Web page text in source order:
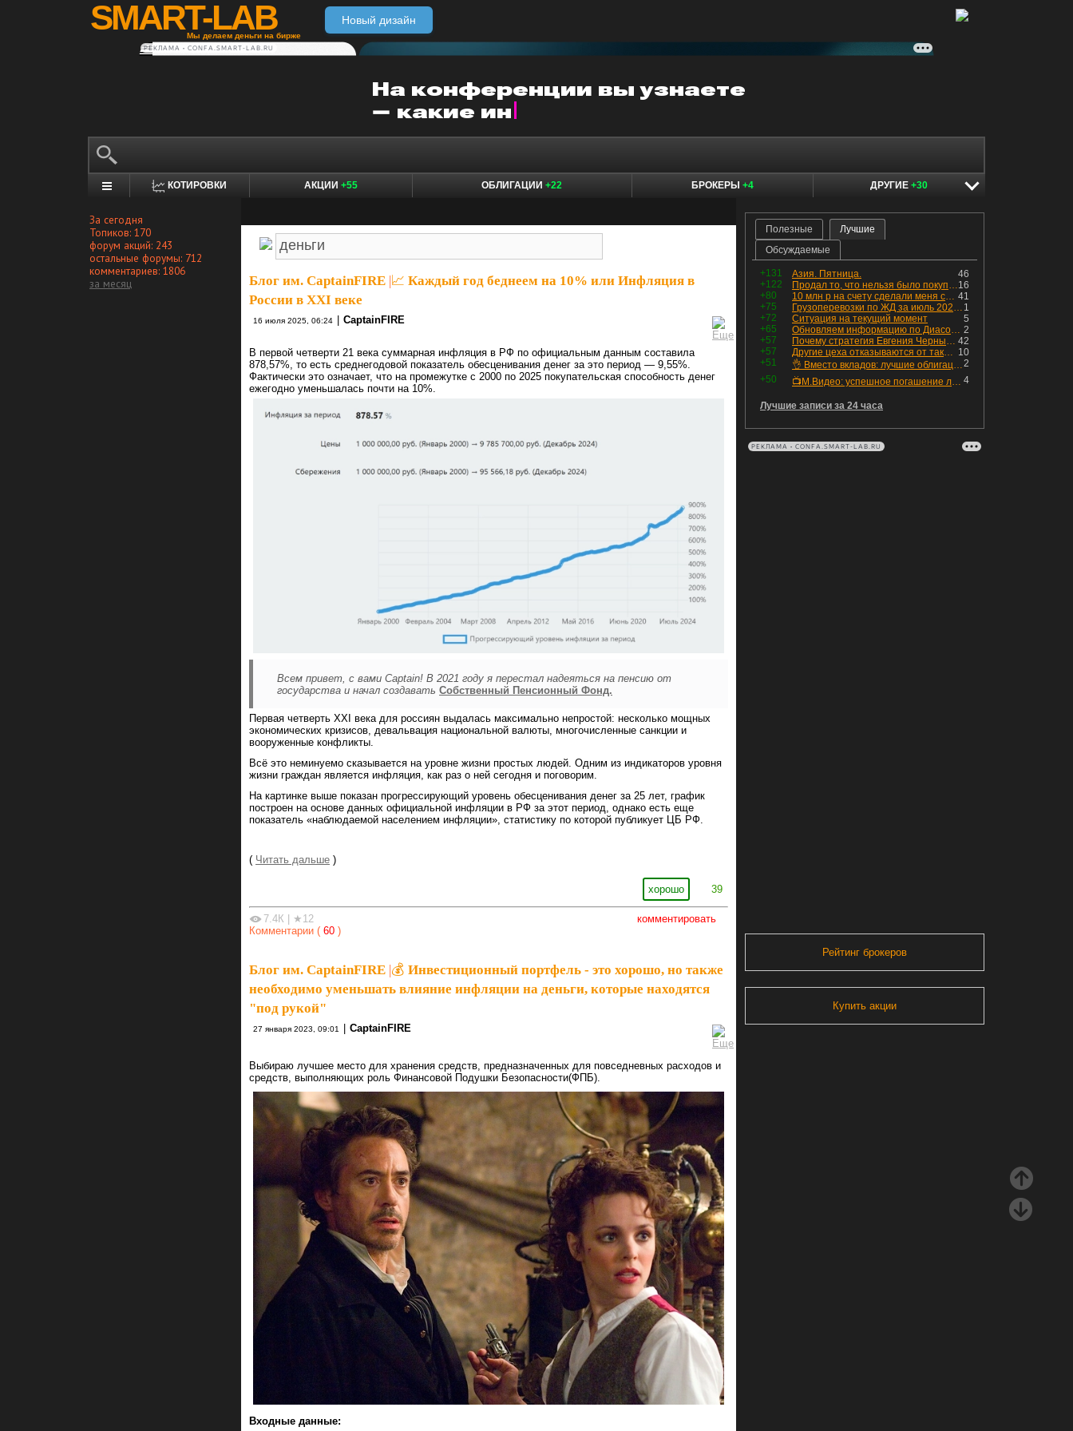
SMART-LAB
Мы делаем деньги на бирже
Новый дизайн
РЕКЛАМА • CONFA.SMART-LAB.RU
КОТИРОВКИ АКЦИИ +55 ОБЛИГАЦИИ +22 БРОКЕРЫ +4 ДРУГИЕ +30
За сегодня
Топиков: 170
форум акций: 243
остальные форумы: 712
комментариев: 1806
за месяц
Блог им. CaptainFIRE 📈 Каждый год беднеем на 10% или Инфляция в
России в XXI веке
16 июля 2025, 06:24 CaptainFIRE
В первой четверти 21 века суммарная инфляция в РФ по официальным данным составила
878,57%, то есть среднегодовой показатель обесценивания денег за это период — 9,55%.
Фактически это означает, что на промежутке с 2000 по 2025 покупательская способность денег
ежегодно уменьшалась почти на 10%.
Всем привет, с вами Captain! В 2021 году я перестал надеяться на пенсию от
государства и начал создавать Собственный Пенсионный Фонд.
Первая четверть XXI века для россиян выдалась максимально непростой: несколько мощных
экономических кризисов, девальвация национальной валюты, многочисленные санкции и
вооруженные конфликты.
Всё это неминуемо сказывается на уровне жизни простых людей. Одним из индикаторов уровня
жизни граждан является инфляция, как раз о ней сегодня и поговорим.
На картинке выше показан прогрессирующий уровень обесценивания денег за 25 лет, график
построен на основе данных официальной инфляции в РФ за этот период, однако есть еще
показатель «наблюдаемой населением инфляции», статистику по которой публикует ЦБ РФ.
( Читать дальше )
хорошо 39
комментировать
7.4К
★12
Комментарии ( 60 )
Блог им. CaptainFIRE 💰 Инвестиционный портфель - это хорошо, но также
необходимо уменьшать влияние инфляции на деньги, которые находятся
"под рукой"
27 января 2023, 09:01 CaptainFIRE
Выбираю лучшее место для хранения средств, предназначенных для повседневных расходов и
средств, выполняющих роль Финансовой Подушки Безопасности(ФПБ).
Входные данные:
Полезные
Лучшие
Обсуждаемые
+131 46
Азия. Пятница.
+122
16
Продал то, что нельзя было покупать. Изменения в портфеле
+80
41
10 млн р на счету сделали меня счастливым? Ожидание vs Реальность!
+75
1
Грузоперевозки по ЖД за июль 2026 г. — четвёртый месяц подряд роста, чёрные металлы на уровне прошлого года, а каменный уголь в плюсе.
+72
5
Ситуация на текущий момент
+65
2
Обновляем информацию по Диасофту: дивиденды и выкуп
+57
42
Почему стратегия Евгения Черных приведет вас к убыткам в 2026 году
+57
10
Другие цеха отказываются от таких деталей — а мы построили на них производство с оборотом 70 млн
+51
2
👌 Вместо вкладов: лучшие облигации — только супер надёжные
+50
4
📺М.Видео: успешное погашение любимого флоатера
Лучшие записи за 24 часа
РЕКЛАМА • CONFA.SMART-LAB.RU
Рейтинг брокеров
Купить акции